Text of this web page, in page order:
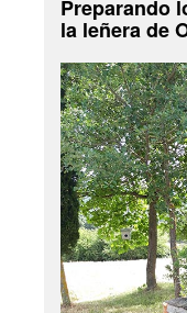
Preparando
la leñera de